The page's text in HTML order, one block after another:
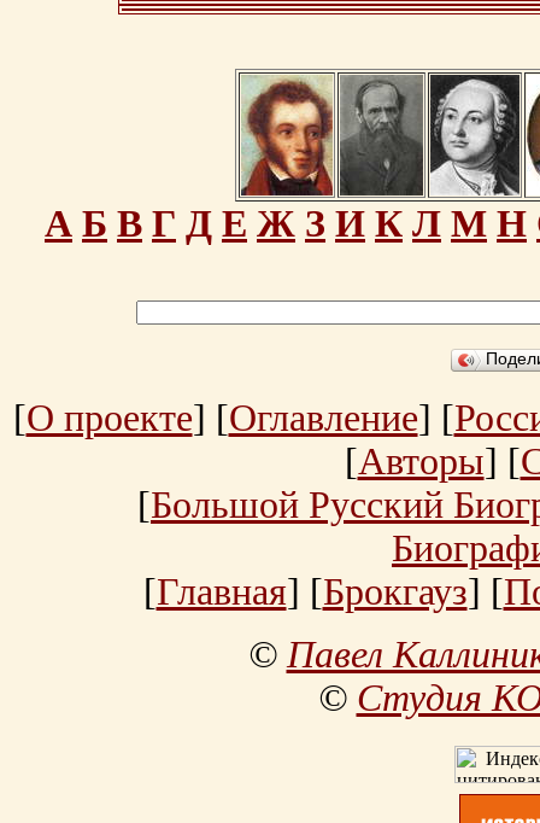
А Б В Г Д Е Ж З И К Л М Н
[О проекте] [Оглавление] [
[Авторы] [
[Большой Русский
[Главная] [Брокгауз] [
©Павел
© Студия